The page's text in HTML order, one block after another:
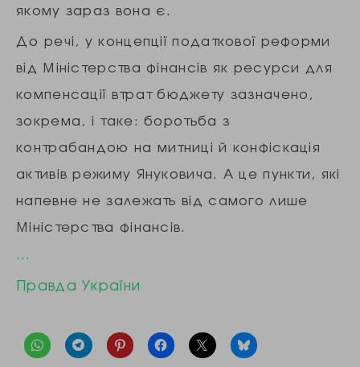
якому зараз вона є.
До речі, у концепції податкової реформи
від Міністерства фінансів як ресурси для
компенсації втрат бюджету зазначено,
зокрема, і таке: боротьба з
контрабандою на митниці й конфіскація
активів режиму Януковича. А це пункти, які
напевне не залежать від самого лише
Міністерства фінансів.
…
Правда України